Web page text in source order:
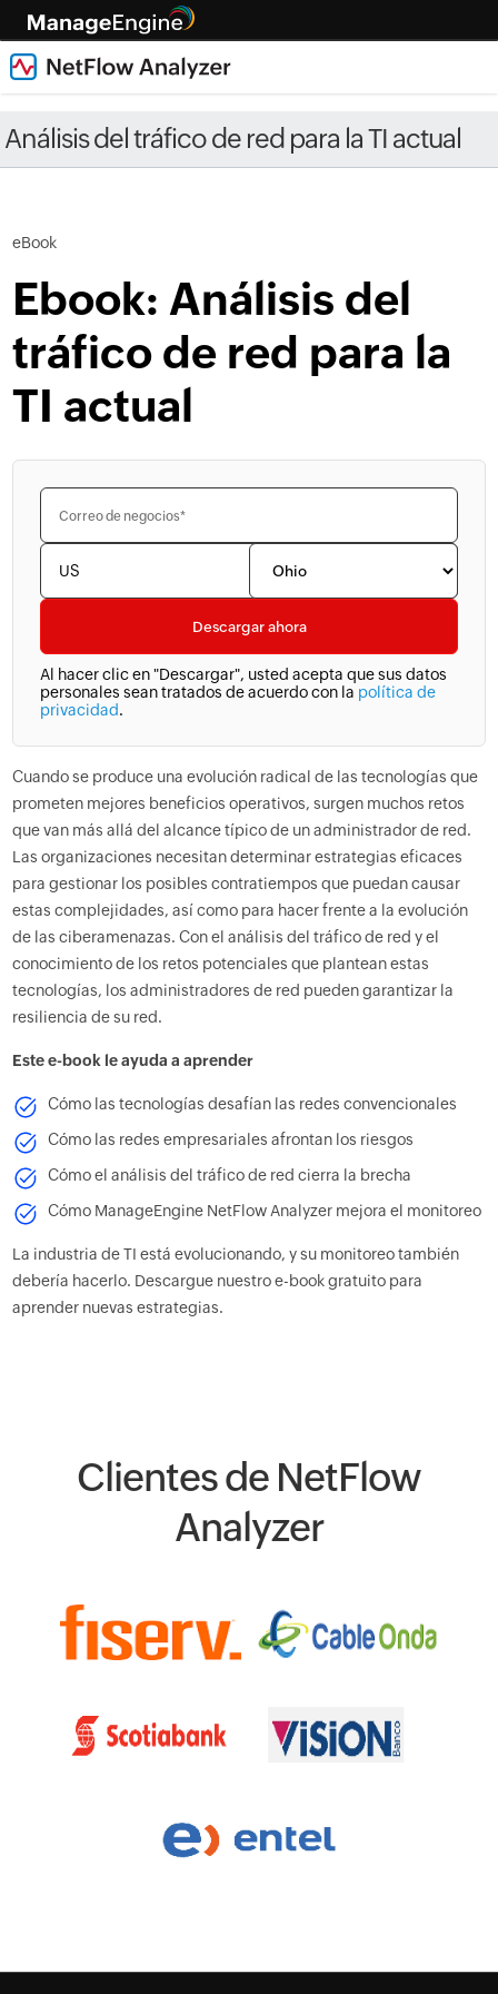
Análisis del tráfico de red para la TI actual
eBook
Ebook: Análisis del
tráfico de red para la
TI actual
US
Al hacer clic en "Descargar", usted acepta que sus datos
personales sean tratados de acuerdo con la política de
privacidad.
Cuando se produce una evolución radical de las tecnologías que
prometen mejores beneficios operativos, surgen muchos retos
que van más allá del alcance típico de un administrador de red.
Las organizaciones necesitan determinar estrategias eficaces
para gestionar los posibles contratiempos que puedan causar
estas complejidades, así como para hacer frente a la evolución
de las ciberamenazas. Con el análisis del tráfico de red y el
conocimiento de los retos potenciales que plantean estas
tecnologías, los administradores de red pueden garantizar la
resiliencia de su red.
Este e-book le ayuda a aprender
Cómo las tecnologías desafían las redes convencionales
Cómo las redes empresariales afrontan los riesgos
Cómo el análisis del tráfico de red cierra la brecha
Cómo ManageEngine NetFlow Analyzer mejora el monitoreo
La industria de TI está evolucionando, y su monitoreo también
debería hacerlo. Descargue nuestro e-book gratuito para
aprender nuevas estrategias.
Clientes de NetFlow
Analyzer